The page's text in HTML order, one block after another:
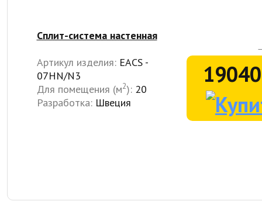
Сплит-система настенная
Артикул изделия: EACS -
07HN/N3
Для помещения (м2): 20
Разработка: Швеция